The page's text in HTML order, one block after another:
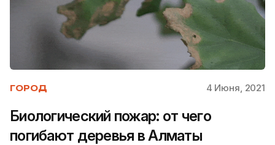
ГОРОД 4 Июня, 2021
Биологический пожар: от чего
погибают деревья в Алматы